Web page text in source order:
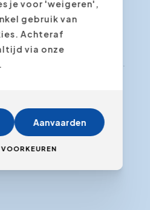
mijn workshops,
is van hun baas.
bij de schriftelijke
). Maar ook daar is
positieve uitstraling te
voedt enthousiasme.
je voor 'weigeren',
gebruik van
Achteraf
via onze
Aanvaarden